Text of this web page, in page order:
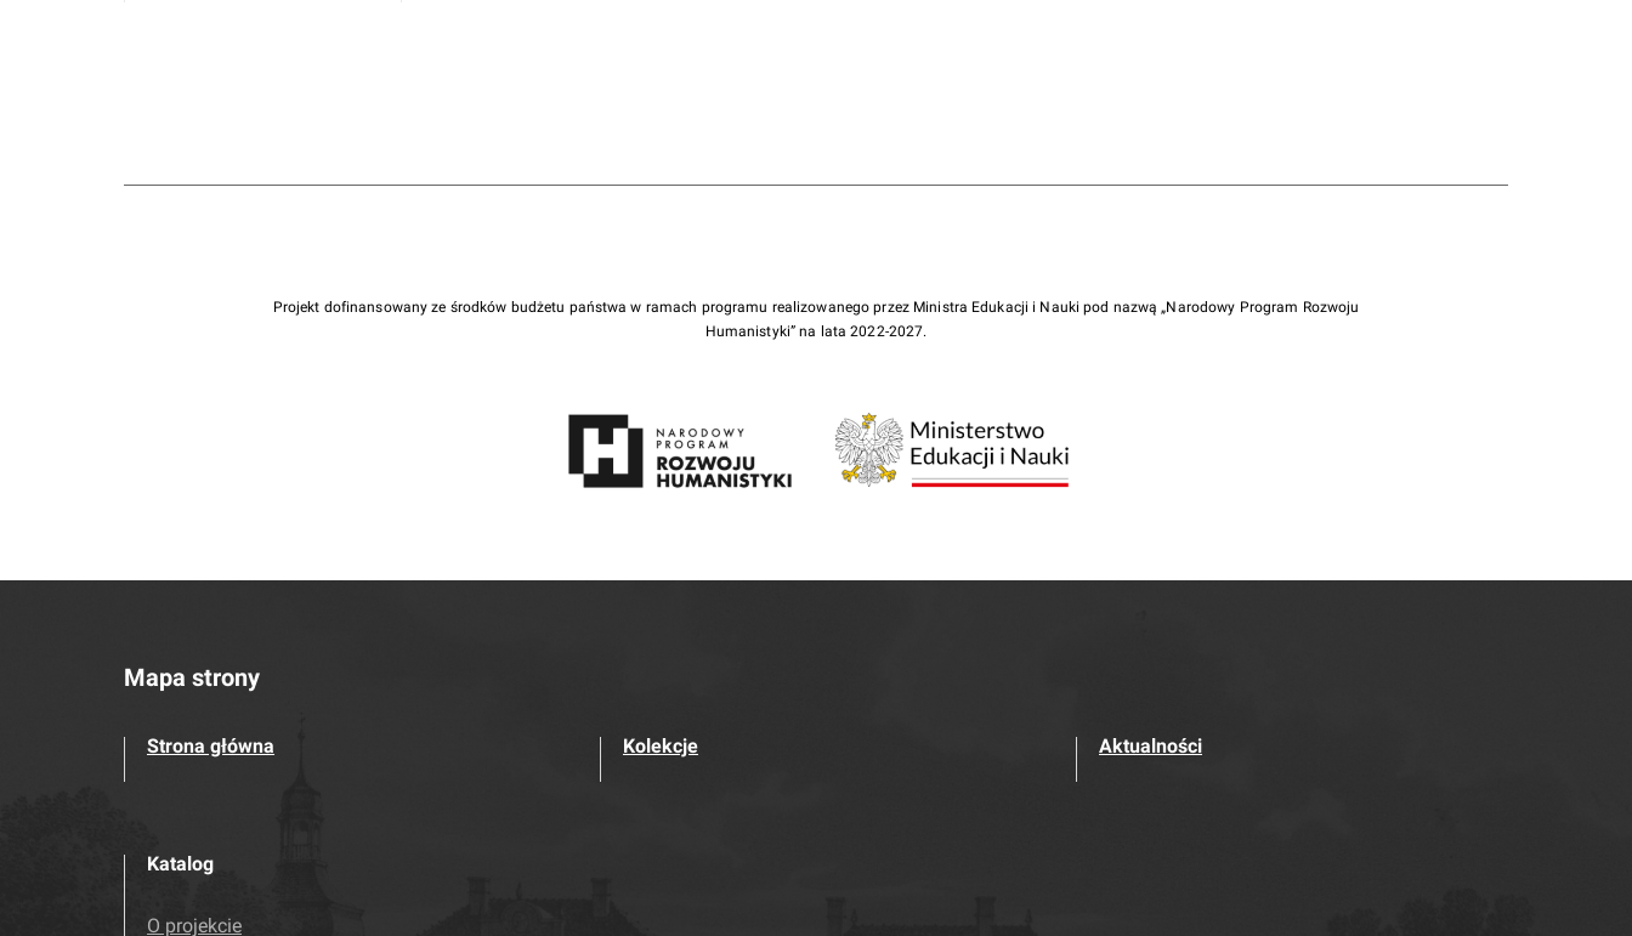
Projekt dofinansowany ze środków budżetu państwa w ramach programu realizowanego przez Ministra Edukacji i Nauki pod nazwą „Narodowy Program Rozwoju
Humanistyki” na lata 2022-2027.
Mapa strony
Strona główna Kolekcje Aktualności
Katalog
O projekcie